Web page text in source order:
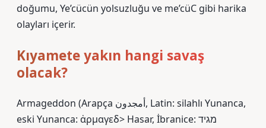
doğumu, Ye’cücün yolsuzluğu ve me’cüC gibi harika
olayları içerir.
Kıyamete yakın hangi savaş
olacak?
Armageddon (Arapça أمجدون, Latin: silahlı Yunanca,
eski Yunanca: ἁρμαγεδ> Hasar, İbranice: מגיד